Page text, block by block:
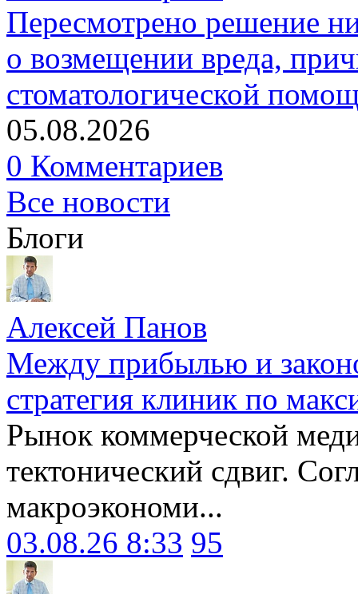
Пересмотрено решение
о возмещении вреда,
стоматологической
05.08.2026
0 Комментариев
Все новости
Блоги
Алексей Панов
Между прибылью и
стратегия клиник по
Рынок коммерческой
тектонический сдвиг.
макроэкономи...
03.08.26 8:33 95